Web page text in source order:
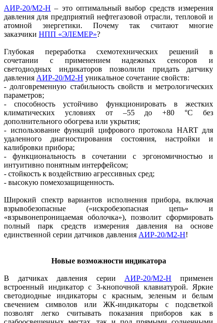
АИР‑20/М2‑Н – это оптимальный выбор средств измерения
давления для предприятий нефтегазовой отрасли, тепловой и
атомной энергетики. Почему так считают многие
заказчики НПП «ЭЛЕМЕР»?
Глубокая переработка схемотехнических решений в
сочетании с применением надежных сенсоров и
светодиодных индикаторов позволили придать датчику
давления АИР‑20/М2‑Н уникальное сочетание свойств:
- долговременную стабильность свойств и метрологических
параметров;
- способность устойчиво функционировать в жестких
климатических условиях от –55 до +80 °C без
дополнительного обогрева или укрытия;
- использование функций цифрового протокола HART для
удаленного диагностирования состояния, настройки и
калибровки прибора;
- функциональность в сочетании с эргономичностью и
интуитивно понятным интерфейсом;
- стойкость к воздействию агрессивных сред;
- высокую помехозащищенность.
Широкий спектр вариантов исполнения прибора, включая
взрывобезопасные («искробезопасная цепь» и
«взрывонепроницаемая оболочка»), позволит сформировать
полный парк средств измерения давления на основе
единственной серии датчиков давления АИР‑20/М2‑Н!
Новые возможности индикатора
В датчиках давления серии АИР‑20/М2‑Н применен
встроенный индикатор с 3‑кнопочной клавиатурой. Яркие
светодиодные индикаторы с красным, зеленым и белым
свечением символов или ЖК-индикаторы с подсветкой
позволят легко считывать показания приборов как в